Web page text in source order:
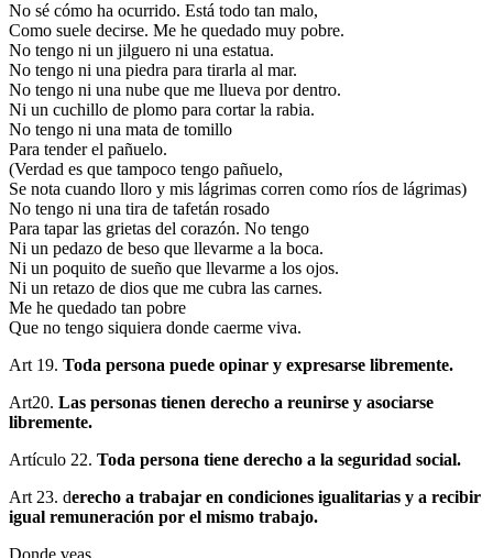
No sé cómo ha ocurrido. Está todo tan malo,
Como suele decirse. Me he quedado muy pobre.
No tengo ni un jilguero ni una estatua.
No tengo ni una piedra para tirarla al mar.
No tengo ni una nube que me llueva por dentro.
Ni un cuchillo de plomo para cortar la rabia.
No tengo ni una mata de tomillo
Para tender el pañuelo.
(Verdad es que tampoco tengo pañuelo,
Se nota cuando lloro y mis lágrimas corren como ríos de lágrimas)
No tengo ni una tira de tafetán rosado
Para tapar las grietas del corazón. No tengo
Ni un pedazo de beso que llevarme a la boca.
Ni un poquito de sueño que llevarme a los ojos.
Ni un retazo de dios que me cubra las carnes.
Me he quedado tan pobre
Que no tengo siquiera donde caerme viva.
Art 19. Toda persona puede opinar y expresarse libremente.
Art20. Las personas tienen derecho a reunirse y asociarse
libremente.
Artículo 22. Toda persona tiene derecho a la seguridad social.
Art 23. derecho a trabajar en condiciones igualitarias y a recibir
igual remuneración por el mismo trabajo.
Donde veas